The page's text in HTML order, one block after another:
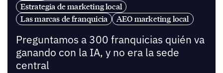
Estrategia de marketing local
Las marcas de franquicia
AEO marketing local
Preguntamos a 300 franquicias quién va
ganando con la IA, y no era la sede
central